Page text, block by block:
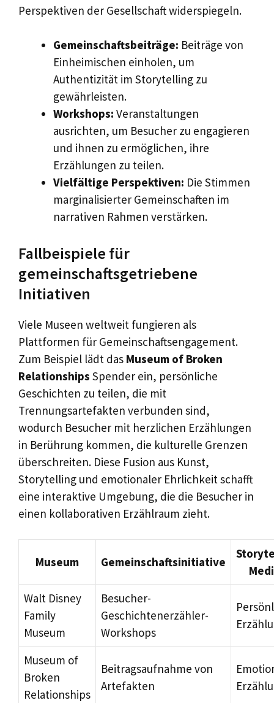
Perspektiven der Gesellschaft widerspiegeln.
Gemeinschaftsbeiträge: Beiträge von
Einheimischen einholen, um
Authentizität im Storytelling zu
gewährleisten.
Workshops: Veranstaltungen
ausrichten, um Besucher zu engagieren
und ihnen zu ermöglichen, ihre
Erzählungen zu teilen.
Vielfältige Perspektiven: Die Stimmen
marginalisierter Gemeinschaften im
narrativen Rahmen verstärken.
Fallbeispiele für
gemeinschaftsgetriebene
Initiativen
Viele Museen weltweit fungieren als
Plattformen für Gemeinschaftsengagement.
Zum Beispiel lädt das Museum of Broken
Relationships Spender ein, persönliche
Geschichten zu teilen, die mit
Trennungsartefakten verbunden sind,
wodurch Besucher mit herzlichen Erzählungen
in Berührung kommen, die kulturelle Grenzen
überschreiten. Diese Fusion aus Kunst,
Storytelling und emotionaler Ehrlichkeit schafft
eine interaktive Umgebung, die die Besucher in
einen kollaborativen Erzählraum zieht.
Museum Gemeinschaftsinitiative
Walt Disney
Family
Museum
Besucher-
Geschichtenerzähler-
Workshops
Museum of
Broken
Relationships
Beitragsaufnahme von
Artefakten